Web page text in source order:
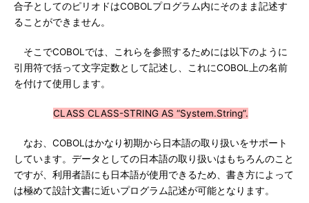
合子としてのピリオドはCOBOLプログラム内にそのまま記述す
ることができません。
そこでCOBOLでは、これらを参照するためには以下のように
引用符で括って文字定数として記述し、これにCOBOL上の名前
を付けて使用します。
CLASS CLASS-STRING AS “System.String”.
なお、COBOLはかなり初期から日本語の取り扱いをサポート
しています。データとしての日本語の取り扱いはもちろんのこと
ですが、利用者語にも日本語が使用できるため、書き方によって
は極めて設計文書に近いプログラム記述が可能となります。